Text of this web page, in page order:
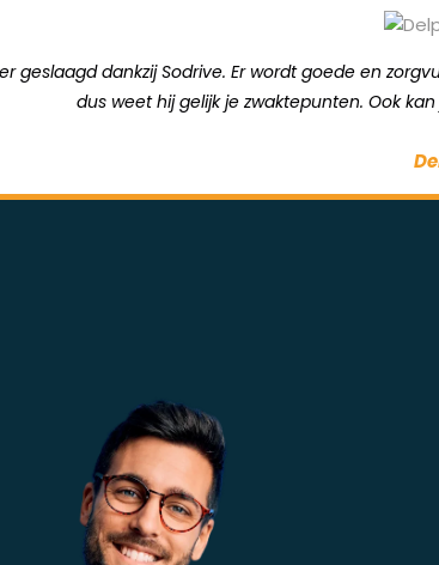
geslaagd dankzij Sodrive. Er wordt goede en
dus weet hij gelijk je zwaktepunten. Ook